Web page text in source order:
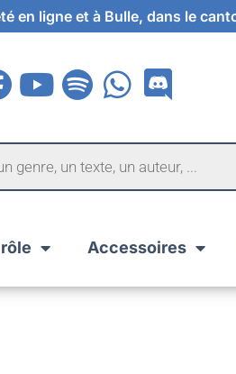
en ligne et à Bulle, dans le
Accessoires